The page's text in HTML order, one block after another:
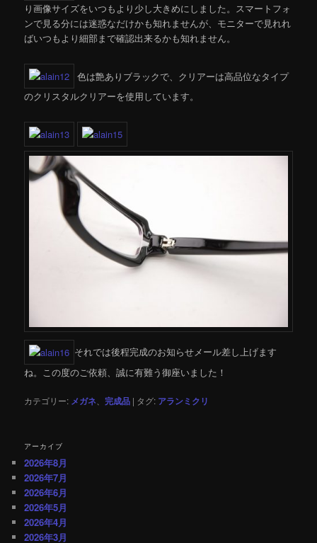
り画像サイズをいつもより少し大きめにしました。スマートフォ
ンで見る分には迷惑なだけかも知れませんが、モニターで見れれ
ばいつもより細部まで確認出来るかも知れません。
色は艶ありブラックで、クリアーは高品位なタイプ
のクリスタルクリアーを使用しています。
それでは後程完成のお知らせメール差し上げます
ね。この度のご依頼、誠に有難う御座いました！
カテゴリー: メガネ 、完成品 | タグ: アランミクリ
アーカイブ
2026年8月
2026年7月
2026年6月
2026年5月
2026年4月
2026年3月